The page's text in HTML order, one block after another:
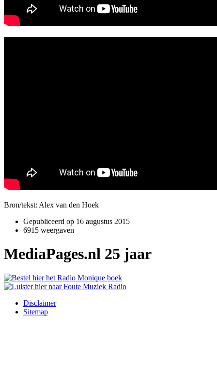
Bron/tekst: Alex van den Hoek
Gepubliceerd op 16 augustus 2015
6915 weergaven
MediaPages.nl 25 jaar
Disclaimer
Sitemap